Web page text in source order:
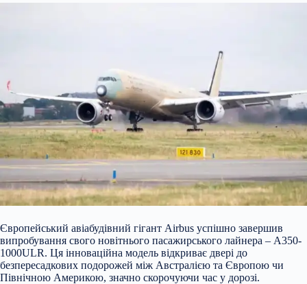
Європейський авіабудівний гігант Airbus успішно завершив
випробування свого новітнього пасажирського лайнера – A350-
1000ULR. Ця інноваційна модель відкриває двері до
безпересадкових подорожей між Австралією та Європою чи
Північною Америкою, значно скорочуючи час у дорозі.